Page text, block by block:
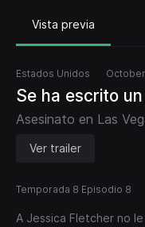
Vista previa
Estados Unidos
Se ha escrito
Asesinato en Las
Ver trailer
Temporada 8 Episodio 8
A Jessica Fletcher no